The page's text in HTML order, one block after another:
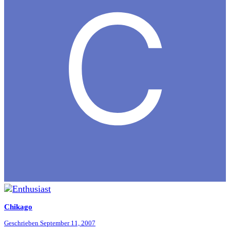
Chikago
Geschrieben September 11, 2007